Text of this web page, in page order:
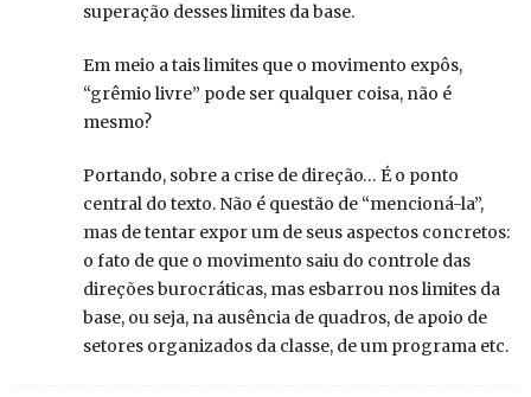
superação desses limites da base.
Em meio a tais limites que o movimento expôs,
“grêmio livre” pode ser qualquer coisa, não é
mesmo?
Portando, sobre a crise de direção… É o ponto
central do texto. Não é questão de “mencioná-la”,
mas de tentar expor um de seus aspectos concretos:
o fato de que o movimento saiu do controle das
direções burocráticas, mas esbarrou nos limites da
base, ou seja, na ausência de quadros, de apoio de
setores organizados da classe, de um programa etc.